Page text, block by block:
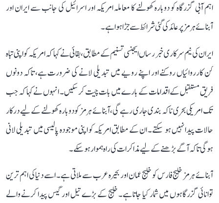
اہم آبی گزرگاہ کو دوبارہ کھولنے کا معاملہ امریکہ اور اسرائیل کی جانب سے ایران اور
آبنائے ہرمز پر عائد کی گئی شرائط سے جڑا ہوا ہے۔
ایران کی نیم سرکاری خبر رساں ایجنسی تسنیم کے مطابق، بقائی نے کہا کہ امریکہ کو اپنی تباہ
کن کارروائیاں روکنے اور اپنے رویے میں تبدیلی لانے کی ضرورت ہے، تاکہ دونوں
فریق مستقبل کے اقدامات کے بارے میں بات چیت کر سکیں۔ انہوں نے کہا کہ جب
تک امریکی بحری ناکہ بندی جاری رہے گی، آبنائے ہرمز کو دوبارہ کھولنے کے لیے درکار
حالات پیدا نہیں ہو سکتے۔ ان کے مطابق امریکہ کو اپنی موجودہ پالیسی میں تبدیلی لانی
ہوگی تاکہ آگے بڑھنے کے لیے مذاکرات کی راہ ہموار ہو سکے۔
آبنائے ہرمز خلیج فارس کو خلیج عمان اور بحیرہ عرب سے ملاتی ہے۔ اسے دنیا کی اہم ترین
توانائی گزرگاہوں میں شمار کیا جاتا ہے۔ خلیج کے بڑے تیل اور گیس پیدا کرنے والے